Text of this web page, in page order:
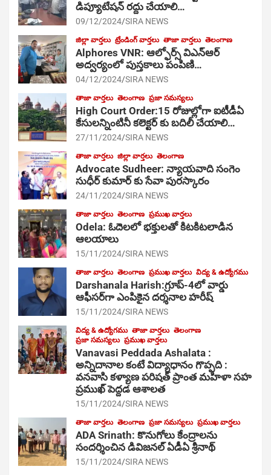
డిప్యూటేషన్ రద్దు చేయాలి…
09/12/2024 SIRA NEWS
జిల్లా వార్తలు ట్రేండింగ్ వార్తలు తాజా వార్తలు తెలంగాణ
Alphores VNR: ఆల్ఫోర్స్ విఎన్ఆర్
అద్వర్యంలో పుస్తకాలు పంపిణి…
04/12/2024 SIRA NEWS
తాజా వార్తలు తెలంగాణ ప్రజా సమస్యలు
High Court Order:15 రోజుల్లోగా ఐటీడీఏ
కేసులన్నింటినీ కలెక్టర్ కు బదిలీ చేయాలి…
27/11/2024 SIRA NEWS
తాజా వార్తలు జిల్లా వార్తలు తెలంగాణ
Advocate Sudheer: న్యాయవాది సంగెం
సుధీర్ కుమార్ కు సేవా పురస్కారం
24/11/2024 SIRA NEWS
తాజా వార్తలు తెలంగాణ ప్రముఖ వార్తలు
Odela: ఓదెల‌లో భక్తులతో కిటకిటలాడిన
ఆల‌యాలు
15/11/2024 SIRA NEWS
తాజా వార్తలు తెలంగాణ ప్రముఖ వార్తలు విద్య & ఉద్యోగము
Darshanala Harish:గ్రూప్-4లో వార్డు
ఆఫీసర్‌గా ఎంపికైన దర్శనాల హరీష్
15/11/2024 SIRA NEWS
విద్య & ఉద్యోగము తాజా వార్తలు తెలంగాణ
ప్రజా సమస్యలు ప్రముఖ వార్తలు
Vanavasi Peddada Ashalata :
అన్నిదానాల కంటే విద్యాధానం గొప్పది :
వనవాసి కళ్యాణ పరిషత్ ప్రాంత మహిళా సహ
ప్రముఖ్ పెద్దడ ఆశాలత
15/11/2024 SIRA NEWS
తాజా వార్తలు తెలంగాణ ప్రజా సమస్యలు ప్రముఖ వార్తలు
ADA Srinath: కొనుగోలు కేంద్రాల‌ను
సంద‌ర్శించిన డివిజనల్ ఏడీఏ శ్రీనాథ్
15/11/2024 SIRA NEWS